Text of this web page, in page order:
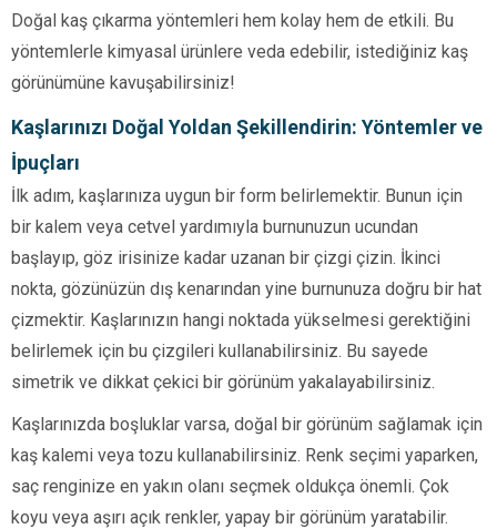
Doğal kaş çıkarma yöntemleri hem kolay hem de etkili. Bu
yöntemlerle kimyasal ürünlere veda edebilir, istediğiniz kaş
görünümüne kavuşabilirsiniz!
Kaşlarınızı Doğal Yoldan Şekillendirin: Yöntemler ve
İpuçları
İlk adım, kaşlarınıza uygun bir form belirlemektir. Bunun için
bir kalem veya cetvel yardımıyla burnunuzun ucundan
başlayıp, göz irisinize kadar uzanan bir çizgi çizin. İkinci
nokta, gözünüzün dış kenarından yine burnunuza doğru bir hat
çizmektir. Kaşlarınızın hangi noktada yükselmesi gerektiğini
belirlemek için bu çizgileri kullanabilirsiniz. Bu sayede
simetrik ve dikkat çekici bir görünüm yakalayabilirsiniz.
Kaşlarınızda boşluklar varsa, doğal bir görünüm sağlamak için
kaş kalemi veya tozu kullanabilirsiniz. Renk seçimi yaparken,
saç renginize en yakın olanı seçmek oldukça önemli. Çok
koyu veya aşırı açık renkler, yapay bir görünüm yaratabilir.